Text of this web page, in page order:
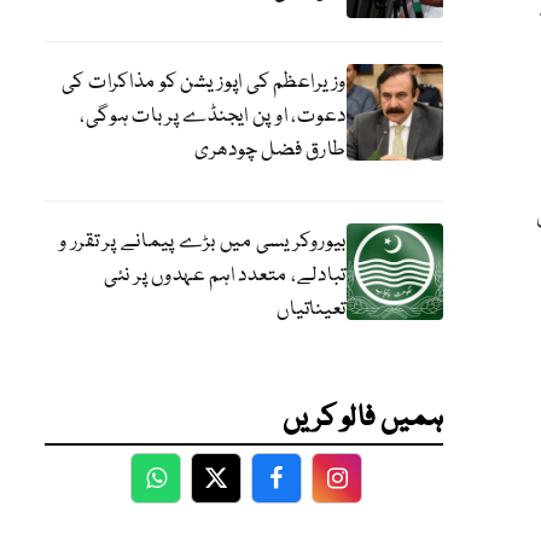
وزیراعظم کی اپوزیشن کو مذاکرات کی
دعوت، اوپن ایجنڈے پر بات ہوگی،
طارق فضل چودھری
بیوروکریسی میں بڑے پیمانے پر تقرر و
تبادلے، متعدد اہم عہدوں پر نئی
تعیناتیاں
ہمیں فالو کریں
WhatsApp
TwitterFacebookFacebook